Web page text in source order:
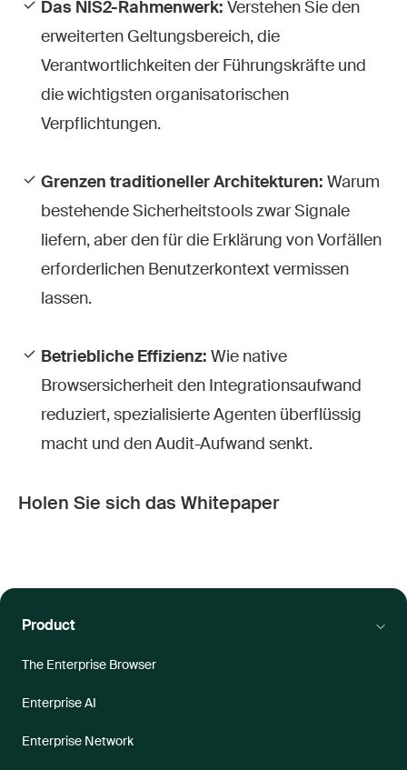
Das NIS2-Rahmenwerk: Verstehen Sie den
erweiterten Geltungsbereich, die
Verantwortlichkeiten der Führungskräfte und
die wichtigsten organisatorischen
Verpflichtungen.
Grenzen traditioneller Architekturen: Warum
bestehende Sicherheitstools zwar Signale
liefern, aber den für die Erklärung von Vorfällen
erforderlichen Benutzerkontext vermissen
lassen.
Betriebliche Effizienz: Wie native
Browsersicherheit den Integrationsaufwand
reduziert, spezialisierte Agenten überflüssig
macht und den Audit-Aufwand senkt.
Holen Sie sich das Whitepaper
Product
The Enterprise Browser
Enterprise AI
Enterprise Network